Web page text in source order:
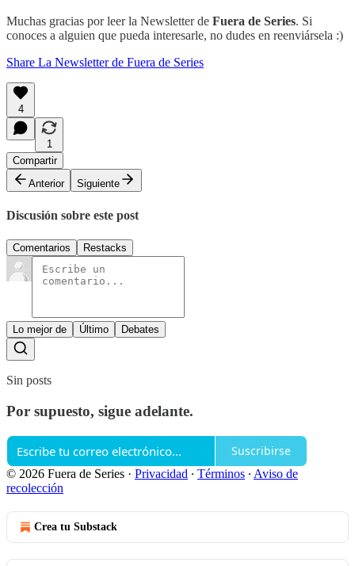
Muchas gracias por leer la Newsletter de Fuera de Series. Si
conoces a alguien que pueda interesarle, no dudes en reenviársela :)
Share La Newsletter de Fuera de Series
4
1
Compartir
Anterior
Siguiente
Discusión sobre este post
Comentarios Restacks
Lo mejor de Último Debates
Sin posts
Por supuesto, sigue adelante.
Suscribirse
© 2026 Fuera de Series · Privacidad ∙ Términos ∙ Aviso de
recolección
Crea tu Substack